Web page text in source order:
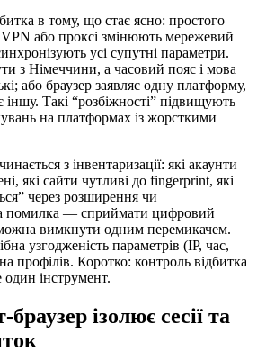
в тому, що стає ясно: простого
або проксі змінюють мережевий
усі супутні параметри.
з Німеччини, а часовий пояс і мова
або браузер заявляє одну платформу,
іншу. Такі “розбіжності” підвищують
на платформах із жорсткими
з інвентаризації: які акаунти
які сайти чутливі до fingerprint, які
через розширення чи
помилка — сприймати цифровий
вимкнути одним перемикачем.
узгодженість параметрів (IP, час,
профілів. Коротко: контроль відбитка
інструмент.
ізолює сесії та